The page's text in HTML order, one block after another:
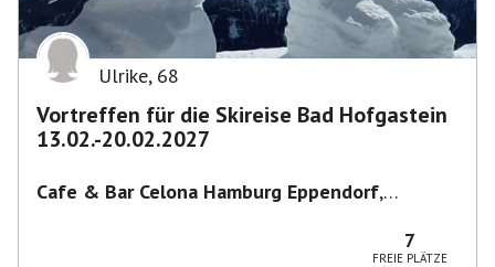
Ulrike, 68
Vortreffen für die Skireise Bad Hofgastein
13.02.-20.02.2027
Cafe & Bar Celona Hamburg Eppendorf,
7
FREIE PLÄTZE